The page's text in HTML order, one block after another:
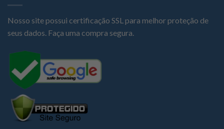
Nosso site possui certificação SSL para melhor proteção de
seus dados. Faça uma compra segura.